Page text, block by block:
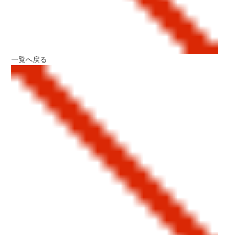
一覧へ戻る